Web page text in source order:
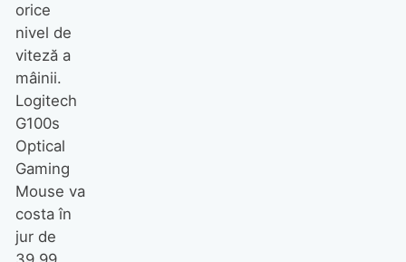
orice
nivel de
viteză a
mâinii.
Logitech
G100s
Optical
Gaming
Mouse va
costa în
jur de